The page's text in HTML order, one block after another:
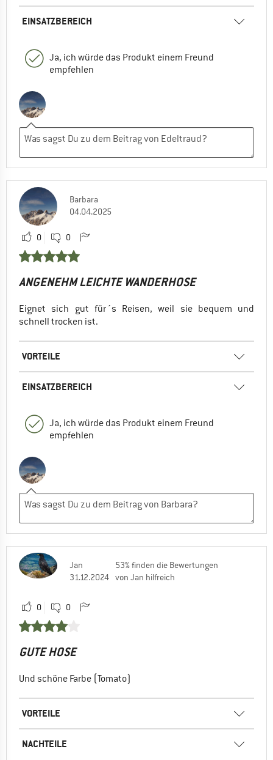
EINSATZBEREICH
Ja, ich würde das Produkt einem Freund
empfehlen
Barbara
04.04.2025
0 0
ANGENEHM LEICHTE WANDERHOSE
Eignet sich gut für´s Reisen, weil sie bequem und
schnell trocken ist.
VORTEILE
EINSATZBEREICH
Ja, ich würde das Produkt einem Freund
empfehlen
Jan
31.12.2024
53% finden die Bewertungen
von Jan hilfreich
0 0
GUTE HOSE
Und schöne Farbe (Tomato)
VORTEILE
NACHTEILE